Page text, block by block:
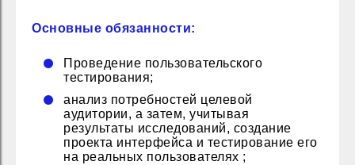
Основные обязанности:
Проведение пользовательского
тестирования;
анализ потребностей целевой
аудитории, а затем, учитывая
результаты исследований, создание
проекта интерфейса и тестирование его
на реальных пользователях ;